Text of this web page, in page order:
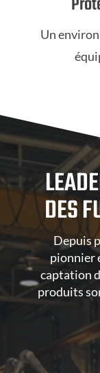
Un
DES
Depuis
pionnier
captation
produits